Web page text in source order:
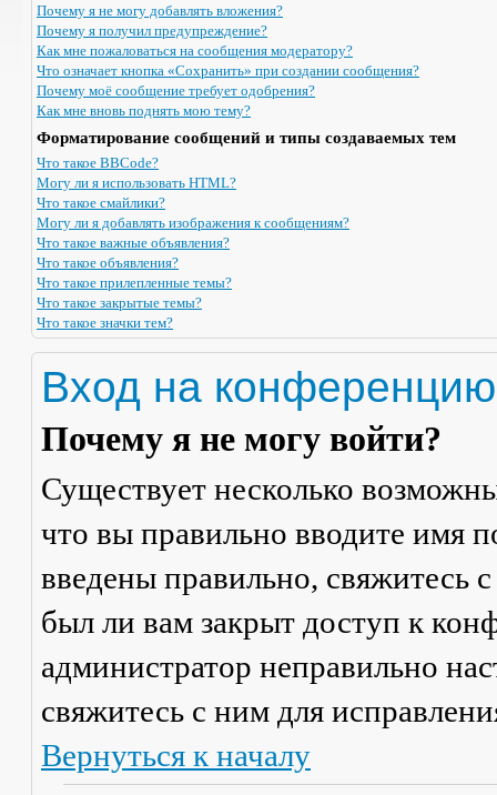
Почему я не могу добавлять вложения?
Почему я получил предупреждение?
Как мне пожаловаться на сообщения модератору?
Что означает кнопка «Сохранить» при создании сообщения?
Почему моё сообщение требует одобрения?
Как мне вновь поднять мою тему?
Форматирование сообщений и типы создаваемых тем
Что такое BBCode?
Могу ли я использовать HTML?
Что такое смайлики?
Могу ли я добавлять изображения к сообщениям?
Что такое важные объявления?
Что такое объявления?
Что такое прилепленные темы?
Что такое закрытые темы?
Что такое значки тем?
Вход на
Почему я не могу войти?
Существует несколько
что вы правильно вводите имя
введены правильно, свяжитесь
был ли вам закрыт доступ к
администратор неправильно
свяжитесь с ним для
Вернуться к началу